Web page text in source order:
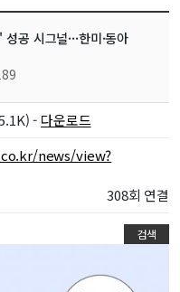
공 시그널···한미·동아
- 다운로드
news/view?
308회 연결
검색